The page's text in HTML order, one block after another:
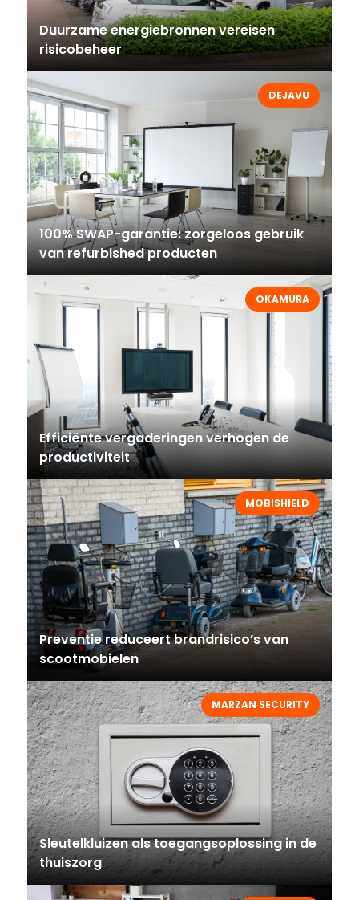
Duurzame energiebronnen vereisen
risicobeheer
DEJAVU
100% SWAP-garantie: zorgeloos gebruik
van refurbished producten
OKAMURA
Efficiënte vergaderingen verhogen de
productiviteit
MOBISHIELD
Preventie reduceert brandrisico’s van
scootmobielen
MARZAN SECURITY
Sleutelkluizen als toegangsoplossing in de
thuiszorg